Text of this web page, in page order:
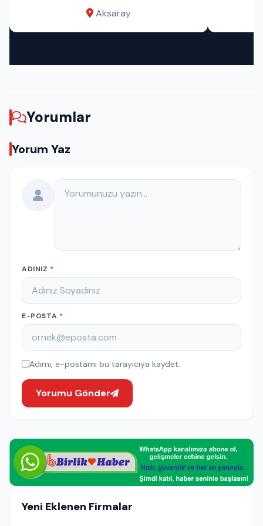
Aksaray
Yorumlar
Yorum Yaz
Yorumunuz
ADINIZ *
E-POSTA *
Adımı, e-postamı bu tarayıcıya kaydet.
Yorumu Gönder
Yeni Eklenen Firmalar